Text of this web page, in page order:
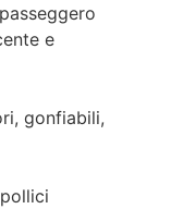
e
gonfiabili,